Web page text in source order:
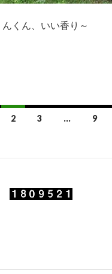
んくん、いい香り～
チナシの花
2 3 … 9